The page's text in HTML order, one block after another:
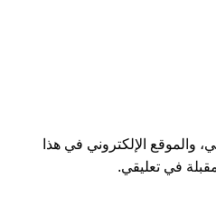
والموقع الإلكتروني في هذا
في تعليقي.